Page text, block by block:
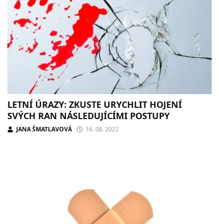
LETNÍ ÚRAZY: ZKUSTE URYCHLIT HOJENÍ
SVÝCH RAN NÁSLEDUJÍCÍMI POSTUPY
JANA ŠMATLAVOVÁ 16. 08. 2022